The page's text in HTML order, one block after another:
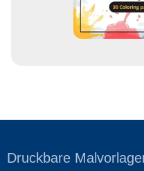
Druckbare